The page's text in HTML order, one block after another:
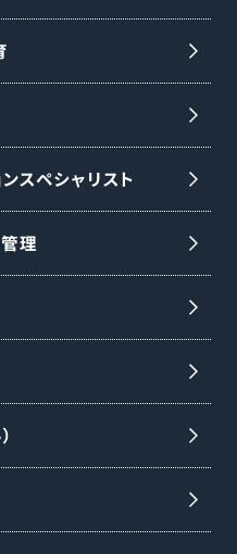
スペシャリスト
理